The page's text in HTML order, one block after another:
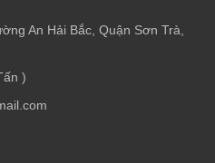
An Hải Bắc, Quận Sơn Trà,
)